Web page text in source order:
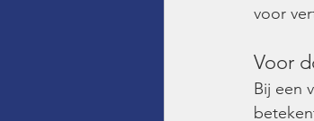
voor
Voor
Bij een